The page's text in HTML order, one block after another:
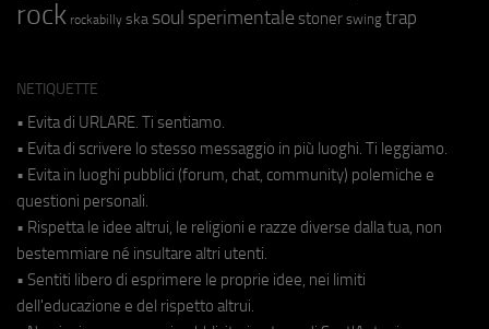
rock rockabilly ska soul sperimentale stoner swing trap
NETIQUETTE
• Evita di URLARE. Ti sentiamo.
• Evita di scrivere lo stesso messaggio in più luoghi. Ti leggiamo.
• Evita in luoghi pubblici (forum, chat, community) polemiche e
questioni personali.
• Rispetta le idee altrui, le religioni e razze diverse dalla tua, non
bestemmiare né insultare altri utenti.
• Sentiti libero di esprimere le proprie idee, nei limiti
dell'educazione e del rispetto altrui.